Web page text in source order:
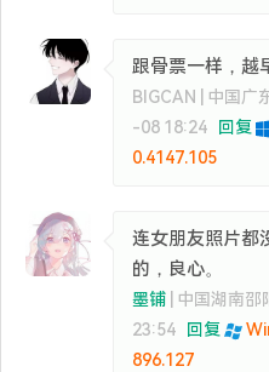
跟骨票一样，越
BIGCAN | 中国广
-08 18:24
回复
0.4147.105
连女朋友照片都
的，良心。
墨铺 | 中国湖南邵
23:54
回复
896.127